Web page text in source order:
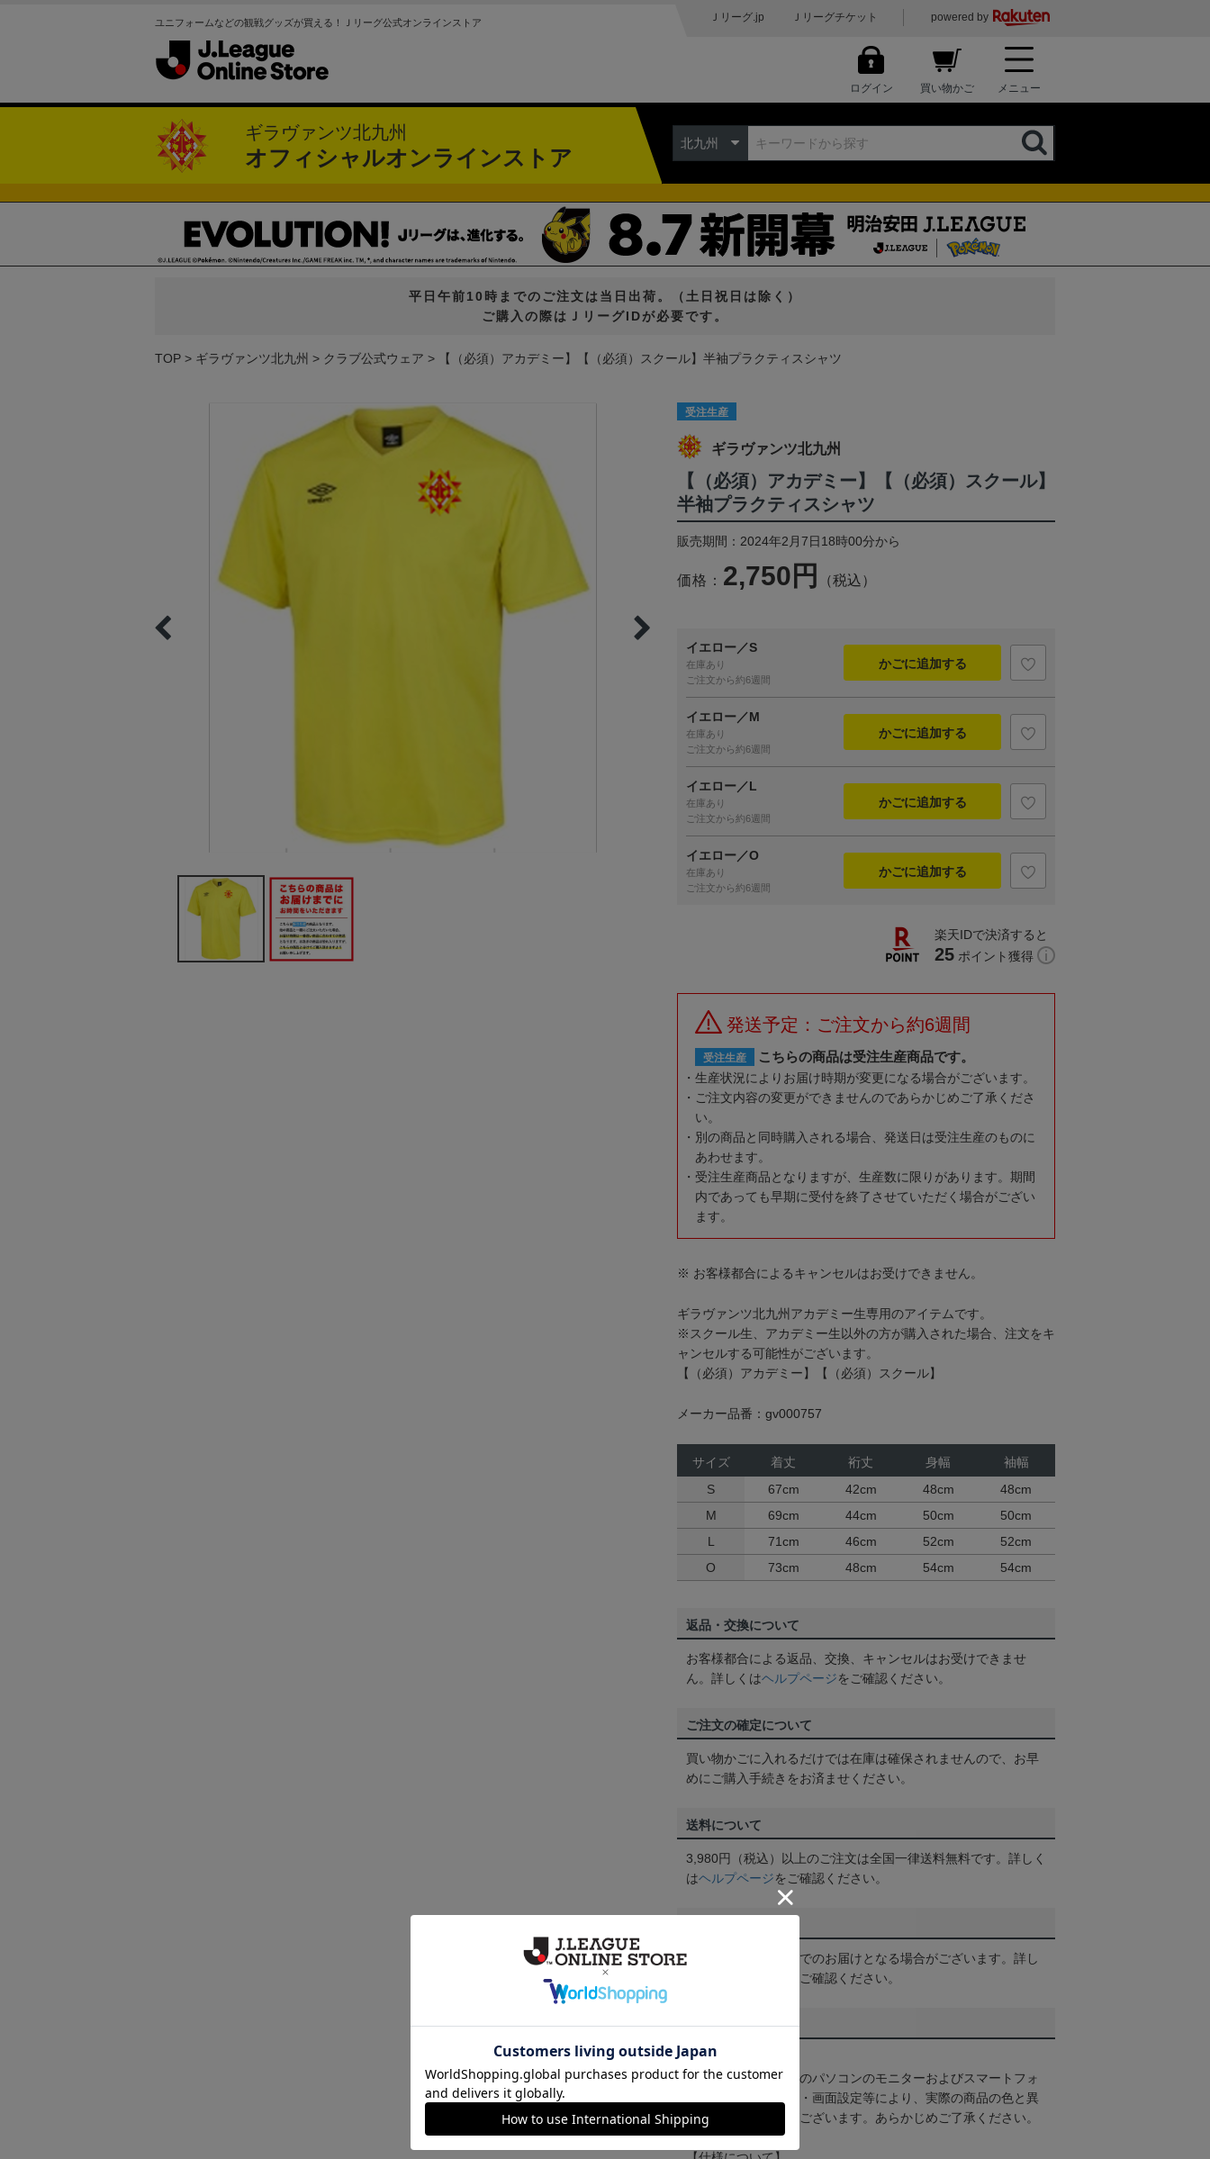
ユニフォームなどの観戦グッズが買える！Ｊリーグ公式オンラインストア Ｊリーグ.jp Ｊリーグチケット powered by
ログイン 買い物かご メニュー
ギラヴァンツ北九州
オフィシャルオンラインストア
北九州
平日午前10時までのご注文は当日出荷。（土日祝日は除く）
ご購入の際はＪリーグIDが必要です。
TOP ギラヴァンツ北九州 クラブ公式ウェア 【（必須）アカデミー】【（必須）スクール】半袖プラクティスシャツ
受注生産
ギラヴァンツ北九州
【（必須）アカデミー】【（必須）スクール】
半袖プラクティスシャツ
販売期間：2024年2月7日18時00分から
価格： 2,750円 （税込）
イエロー／S
在庫あり
ご注文から約6週間
かごに追加する
イエロー／M
在庫あり
ご注文から約6週間
かごに追加する
イエロー／L
在庫あり
ご注文から約6週間
かごに追加する
イエロー／O
在庫あり
ご注文から約6週間
かごに追加する
楽天IDで決済すると
25 ポイント獲得
発送予定：ご注文から約6週間
受注生産 こちらの商品は受注生産商品です。
生産状況によりお届け時期が変更になる場合がございます。
ご注文内容の変更ができませんのであらかじめご了承くださ
い。
別の商品と同時購入される場合、発送日は受注生産のものに
あわせます。
受注生産商品となりますが、生産数に限りがあります。期間
内であっても早期に受付を終了させていただく場合がござい
ます。
※ お客様都合によるキャンセルはお受けできません。
ギラヴァンツ北九州アカデミー生専用のアイテムです。
※スクール生、アカデミー生以外の方が購入された場合、注文をキ
ャンセルする可能性がございます。
【（必須）アカデミー】【（必須）スクール】
メーカー品番：gv000757
サイズ 着丈 裄丈 身幅
袖幅
S
67cm 42cm 48cm
48cm
M
69cm 44cm 50cm
50cm
L
71cm 46cm 52cm
52cm
O
73cm 48cm 54cm 54cm
返品・交換について
お客様都合による返品、交換、キャンセルはお受けできませ
ん。詳しくはヘルプページをご確認ください。
ご注文の確定について
買い物かごに入れるだけでは在庫は確保されませんので、お早
めにご購入手続きをお済ませください。
送料について
3,980円（税込）以上のご注文は全国一律送料無料です。詳しく
はヘルプページをご確認ください。
一部商品はメール便でのお届けとなる場合がございます。詳し
をご確認ください。
商品について
【カラーについて】
商品画像は、お使いのパソコンのモニターおよびスマートフォ
ンのメーカー・機種・画面設定等により、実際の商品の色と異
なって見える場合がございます。あらかじめご了承ください。